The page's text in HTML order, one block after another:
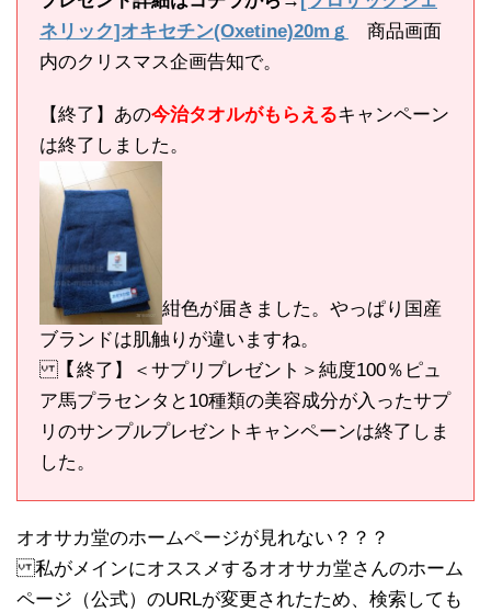
ネリック]オキセチン(Oxetine)20mｇ
商品画面
内のクリスマス企画告知で。
【終了】あの今治タオルがもらえるキャンペーン
は終了しました。
紺色が届きました。やっぱり国産
ブランドは肌触りが違いますね。
【終了】＜サプリプレゼント＞純度100％ピュ
ア馬プラセンタと10種類の美容成分が入ったサプ
リのサンプルプレゼントキャンペーンは終了しま
した。
オオサカ堂のホームページが見れない？？？
私がメインにオススメするオオサカ堂さんのホーム
ページ（公式）のURLが変更されたため、検索しても